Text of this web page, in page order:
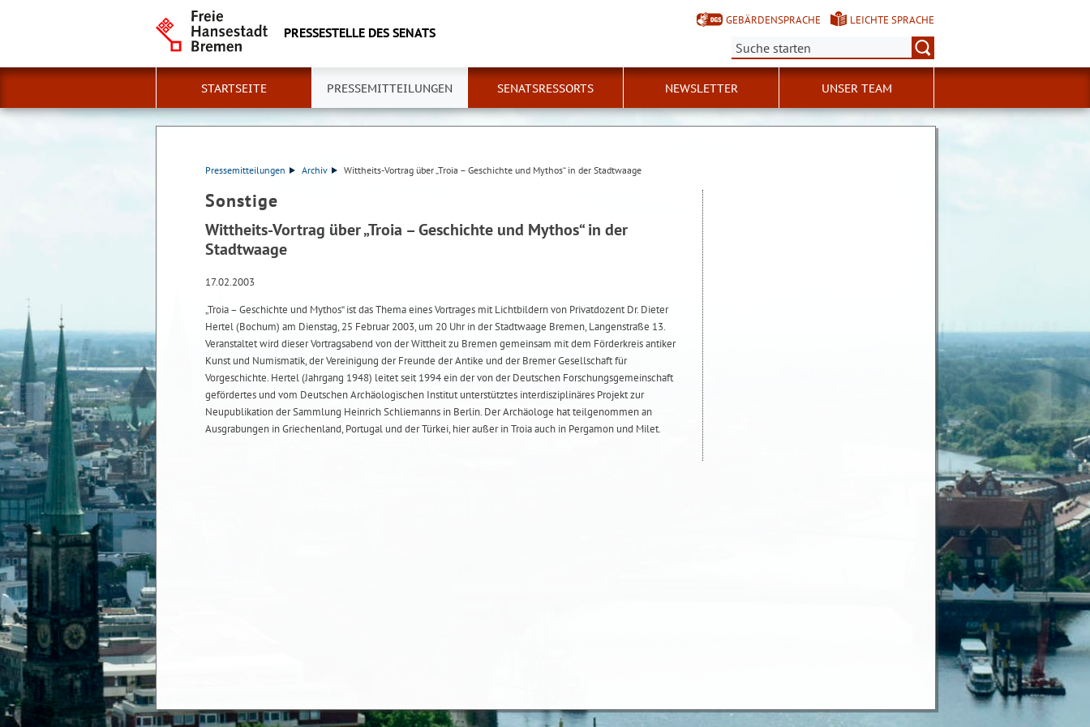
PRESSESTELLE DES SENATS
GEBÄRDENSPRACHE
LEICHTE SPRACHE
Suche:
STARTSEITE PRESSEMITTEILUNGEN SENATSRESSORTS NEWSLETTER UNSER TEAM
Pressemitteilungen Archiv Wittheits-Vortrag über „Troia – Geschichte und Mythos“ in der Stadtwaage
Sonstige
Wittheits-Vortrag über „Troia – Geschichte und Mythos“ in der
Stadtwaage
17.02.2003
„Troia – Geschichte und Mythos“ ist das Thema eines Vortrages mit Lichtbildern von Privatdozent Dr. Dieter
Hertel (Bochum) am Dienstag, 25 Februar 2003, um 20 Uhr in der Stadtwaage Bremen, Langenstraße 13.
Veranstaltet wird dieser Vortragsabend von der Wittheit zu Bremen gemeinsam mit dem Förderkreis antiker
Kunst und Numismatik, der Vereinigung der Freunde der Antike und der Bremer Gesellschaft für
Vorgeschichte. Hertel (Jahrgang 1948) leitet seit 1994 ein der von der Deutschen Forschungsgemeinschaft
gefördertes und vom Deutschen Archäologischen Institut unterstütztes interdisziplinäres Projekt zur
Neupublikation der Sammlung Heinrich Schliemanns in Berlin. Der Archäologe hat teilgenommen an
Ausgrabungen in Griechenland, Portugal und der Türkei, hier außer in Troia auch in Pergamon und Milet.